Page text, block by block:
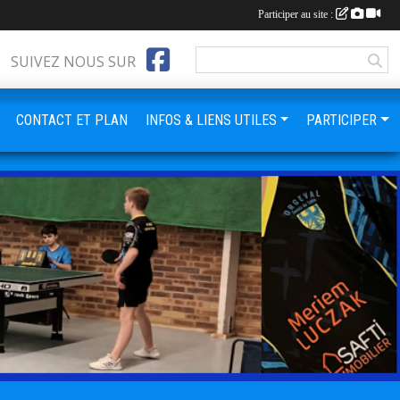
SUIVEZ NOUS SUR
CONTACT ET PLAN INFOS & LIENS UTILES PARTICIPER
Participer au site :